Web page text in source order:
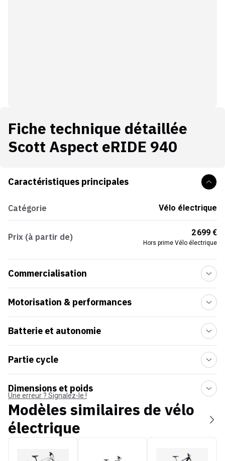
Fiche technique détaillée
Scott Aspect eRIDE 940
Caractéristiques principales
Catégorie Vélo électrique
Prix (à partir de) 2 699 €
Hors prime Vélo électrique
Commercialisation
Motorisation & performances
Batterie et autonomie
Partie cycle
Dimensions et poids
Une erreur ? Signalez-le !
Modèles similaires de vélo
électrique
Decathlon Rockrider E-EXPL 100 Amflow PL